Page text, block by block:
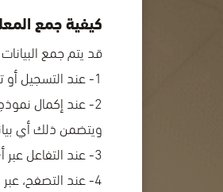
كيفية جمع
قد يتم جمع
1- عند التسجيل أو توقيع عقد مع الشركة، أو استخدام أحد منتجات أو خدمات الشركة بشكل عام.
2- عند إكمال
ويتضمن ذلك أي
3- عند التفاعل عبر أي منشورات يتم إجرائها مباشرة مع الشركة عبر وسائل التواصل الاجتماعي.
4- عند التصفح، عبر كيفية استخدام الموقع الالكتروني للشركة، بما في ذلك تاريخ ووقت الزيارة ونوع متصفح الانترنت وكيفية الإحالة إليه.